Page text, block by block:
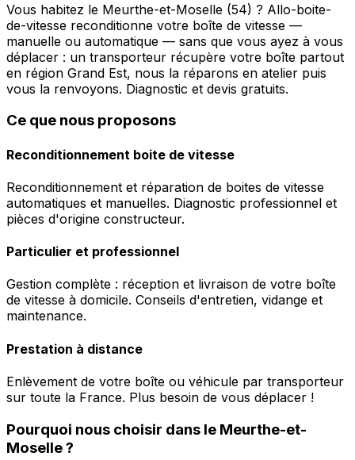
Vous habitez le Meurthe-et-Moselle (54) ? Allo-boite-
de-vitesse reconditionne votre boîte de vitesse —
manuelle ou automatique — sans que vous ayez à vous
déplacer : un transporteur récupère votre boîte partout
en région Grand Est, nous la réparons en atelier puis
vous la renvoyons. Diagnostic et devis gratuits.
Ce que nous proposons
Reconditionnement boite de vitesse
Reconditionnement et réparation de boites de vitesse
automatiques et manuelles. Diagnostic professionnel et
pièces d'origine constructeur.
Particulier et professionnel
Gestion complète : réception et livraison de votre boîte
de vitesse à domicile. Conseils d'entretien, vidange et
maintenance.
Prestation à distance
Enlèvement de votre boîte ou véhicule par transporteur
sur toute la France. Plus besoin de vous déplacer !
Pourquoi nous choisir dans le Meurthe-et-
Moselle?